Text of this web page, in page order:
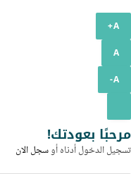
A+
A
A-
تسجيل
الدخول
أو
التسجيل
مرحبًا بعودتك!
تسجيل الدخول أدناه أوسجل الان